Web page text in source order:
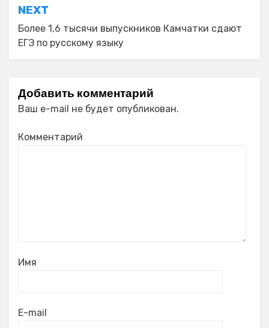
NEXT
Более 1,6 тысячи выпускников Камчатки сдают
ЕГЭ по русскому языку
Добавить комментарий
Ваш e-mail не будет опубликован.
Комментарий
Имя
E-mail